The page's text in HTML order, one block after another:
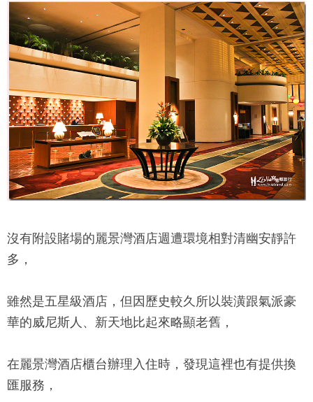
沒有附設賭場的麗景灣酒店週遭環境相對清幽安靜許
多，
雖然是五星級酒店，但因歷史較久所以裝潢跟氣派豪
華的威尼斯人、新天地比起來略顯老舊，
在麗景灣酒店櫃台辦理入住時，發現這裡也有提供換
匯服務，